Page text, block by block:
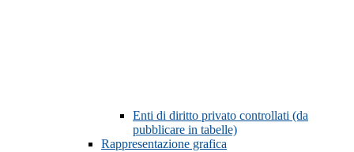
Enti di diritto privato controllati (da
pubblicare in tabelle)
Rappresentazione grafica